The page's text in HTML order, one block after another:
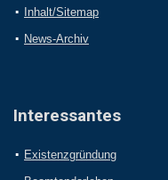
Inhalt/Sitemap
News-Archiv
Interessantes
Existenzgründung